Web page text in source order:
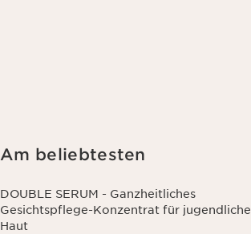
Am beliebtesten
DOUBLE SERUM - Ganzheitliches
Gesichtspflege-Konzentrat für jugendliche
Haut